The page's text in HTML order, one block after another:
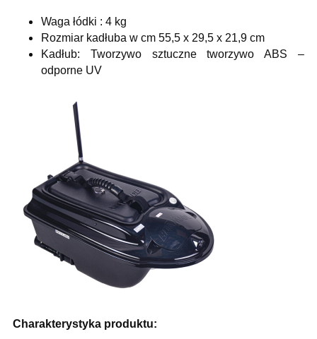
Waga łódki : 4 kg
Rozmiar kadłuba w cm 55,5 x 29,5 x 21,9 cm
Kadłub: Tworzywo sztuczne tworzywo ABS –
odporne UV
Charakterystyka produktu: